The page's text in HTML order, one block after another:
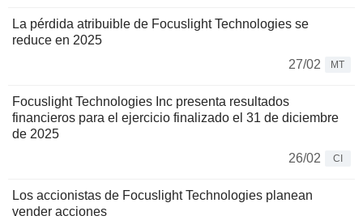
La pérdida atribuible de Focuslight Technologies se
reduce en 2025
27/02
MT
Focuslight Technologies Inc presenta resultados
financieros para el ejercicio finalizado el 31 de diciembre
de 2025
26/02
CI
Los accionistas de Focuslight Technologies planean
vender acciones